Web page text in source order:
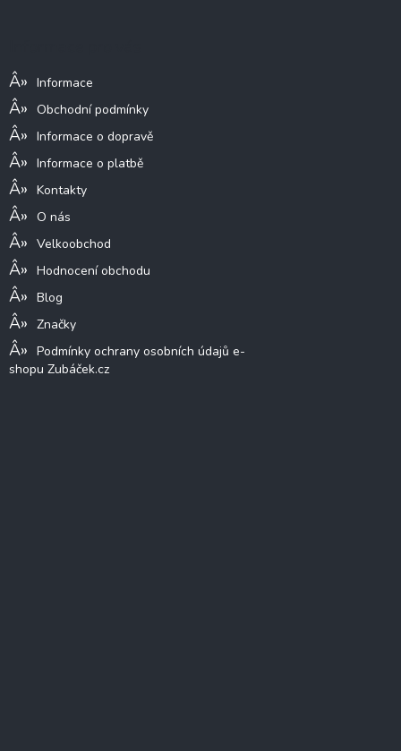
Informace
Obchodní podmínky
Informace o dopravě
Informace o platbě
Kontakty
O nás
Velkoobchod
Hodnocení obchodu
Blog
Značky
Podmínky ochrany osobních údajů e-
shopu Zubáček.cz